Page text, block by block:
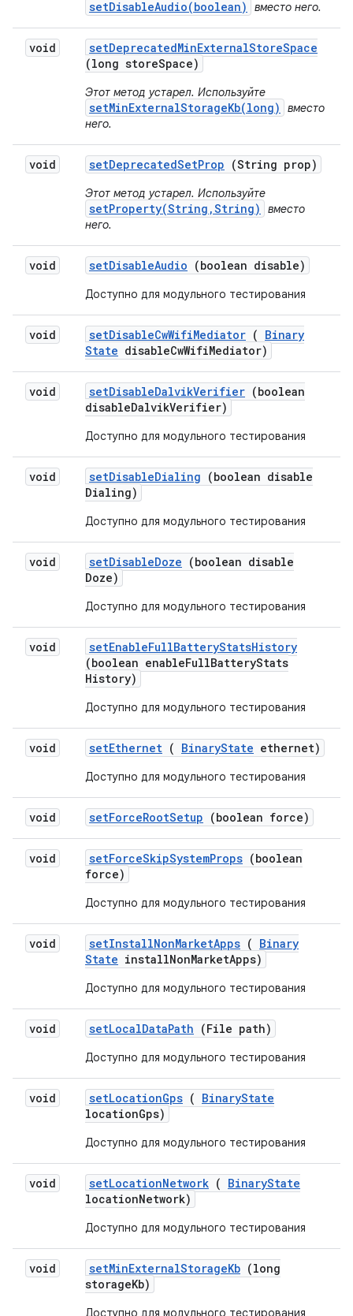
setDisableAudio(boolean) вместо него.
void setDeprecatedMinExternalStoreSpace
(long storeSpace)
Этот метод устарел. Используйте
setMinExternalStorageKb(long)
вместо
него.
void setDeprecatedSetProp (String prop)
Этот метод устарел. Используйте
setProperty(String,String)
вместо
него.
void setDisableAudio (boolean disable)
Доступно для модульного тестирования
void setDisableCwWifiMediator ( Binary
State disableCwWifiMediator)
void setDisableDalvikVerifier (boolean
disableDalvikVerifier)
Доступно для модульного тестирования
void setDisableDialing (boolean disable
Dialing)
Доступно для модульного тестирования
void setDisableDoze (boolean disable
Doze)
Доступно для модульного тестирования
void setEnableFullBatteryStatsHistory
(boolean enableFullBatteryStats
History)
Доступно для модульного тестирования
void setEthernet ( BinaryState ethernet)
Доступно для модульного тестирования
void setForceRootSetup (boolean force)
void setForceSkipSystemProps (boolean
force)
Доступно для модульного тестирования
void setInstallNonMarketApps ( Binary
State installNonMarketApps)
Доступно для модульного тестирования
void setLocalDataPath (File path)
Доступно для модульного тестирования
void setLocationGps ( BinaryState
locationGps)
Доступно для модульного тестирования
void setLocationNetwork ( BinaryState
locationNetwork)
Доступно для модульного тестирования
void setMinExternalStorageKb (long
storageKb)
Доступно для модульного тестирования